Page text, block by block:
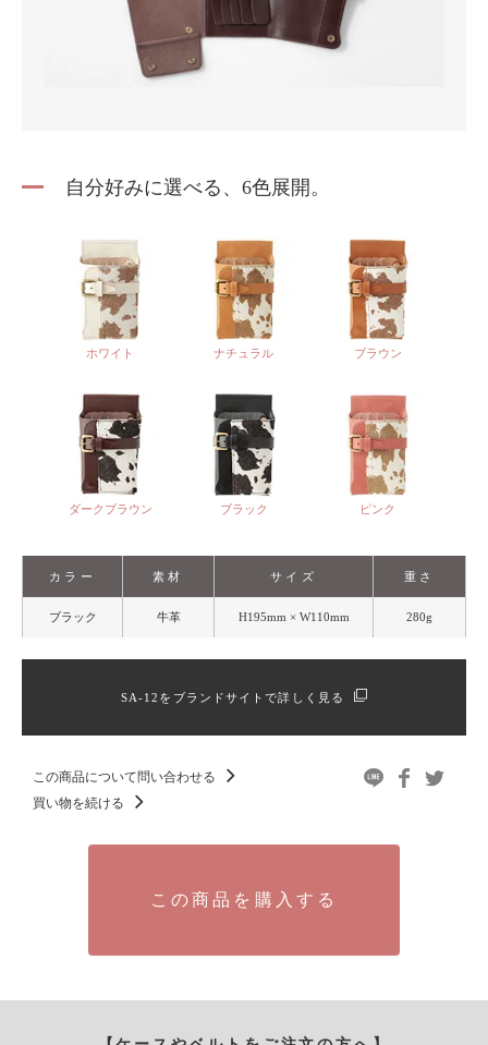
自分好みに選べる、6色展開。
ホワイト ナチュラル ブラウン
ダークブラウン ブラック ピンク
カラー 素材 サイズ 重さ
ブラック 牛革 H195mm × W110mm 280g
SA-12をブランドサイトで詳しく見る
この商品を購入する
この商品について問い合わせる
買い物を続ける